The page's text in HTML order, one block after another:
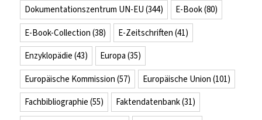
Dokumentationszentrum UN-EU (344) E-Book(80)
E-Book-Collection (38) E-Zeitschriften (41)
Enzyklopädie (43) Europa (35)
Europäische Kommission (57) Europäische Union (101)
Fachbibliographie (55) Faktendatenbank(31)